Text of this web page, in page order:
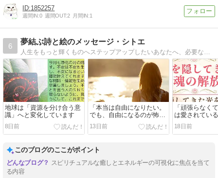
1852257
週間IN:0 週間OUT:2 月間IN:1
6
夢結ぶ詩と絵のメッセージ・シトエ
地球は「資源を分け合う意
識」へと変化しています
8日前
「本当は自由になりたい。
でも、自由になるのが怖
い。」～観音様のエネルギ
ーワーク第3章を公開しま
し
13日前
「頑張らなく
は愛されてい
様のエネルギ
章を公開～
18日前
このブログのここがポイント
スピリチュアルな癒しとエネルギーの可視化に焦点を当て
る内容